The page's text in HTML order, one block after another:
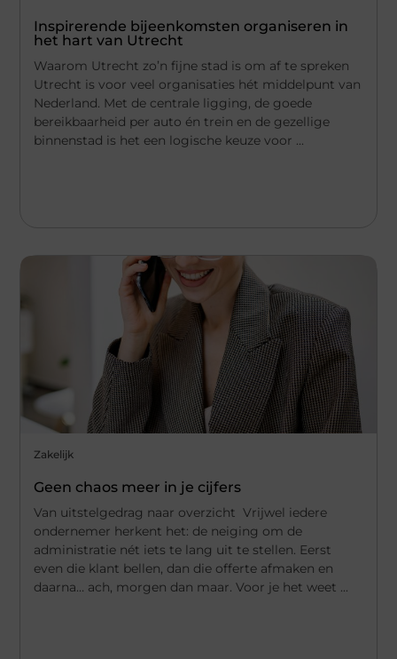
Inspirerende bijeenkomsten organiseren in
het hart van Utrecht
Waarom Utrecht zo’n fijne stad is om af te spreken
Utrecht is voor veel organisaties hét middelpunt van
Nederland. Met de centrale ligging, de goede
bereikbaarheid per auto én trein en de gezellige
binnenstad is het een logische keuze voor ...
Zakelijk
Geen chaos meer in je cijfers
Van uitstelgedrag naar overzicht Vrijwel iedere
ondernemer herkent het: de neiging om de
administratie nét iets te lang uit te stellen. Eerst
even die klant bellen, dan die offerte afmaken en
daarna… ach, morgen dan maar. Voor je het weet ...